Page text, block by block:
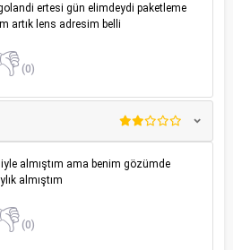
ertesi gün elimdeydi paketleme
artık lens adresim belli
(0)
almıştım ama benim gözümde
almıştım
(0)